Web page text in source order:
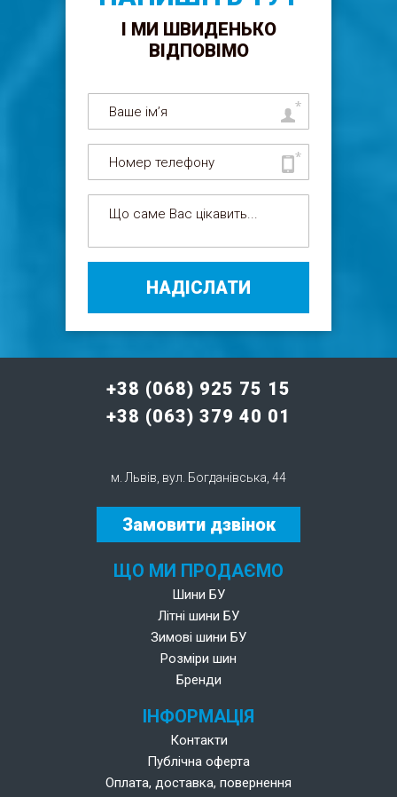
І МИ ШВИДЕНЬКО
ВІДПОВІМО
НАДІСЛАТИ
+38 (068) 925 75 15
+38 (063) 379 40 01
м. Львів, вул. Богданівська, 44
Замовити дзвінок
ЩО МИ ПРОДАЄМО
Шини БУ
Літні шини БУ
Зимові шини БУ
Розміри шин
Бренди
ІНФОРМАЦІЯ
Контакти
Публічна оферта
Оплата, доставка, повернення